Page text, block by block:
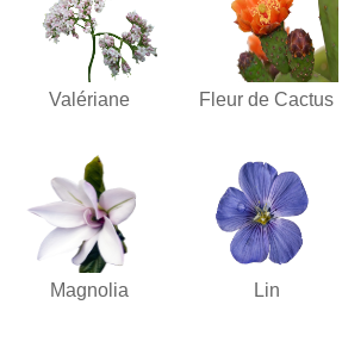
Valériane Fleur de Cactus
Magnolia Lin